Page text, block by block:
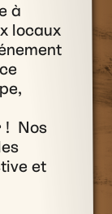
à
locaux
! Nos
et